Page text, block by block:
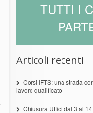
TUTTI I
Articoli recenti
Corsi IFTS: una strada
lavoro qualificato
Chiusura Uffici dal 3 al